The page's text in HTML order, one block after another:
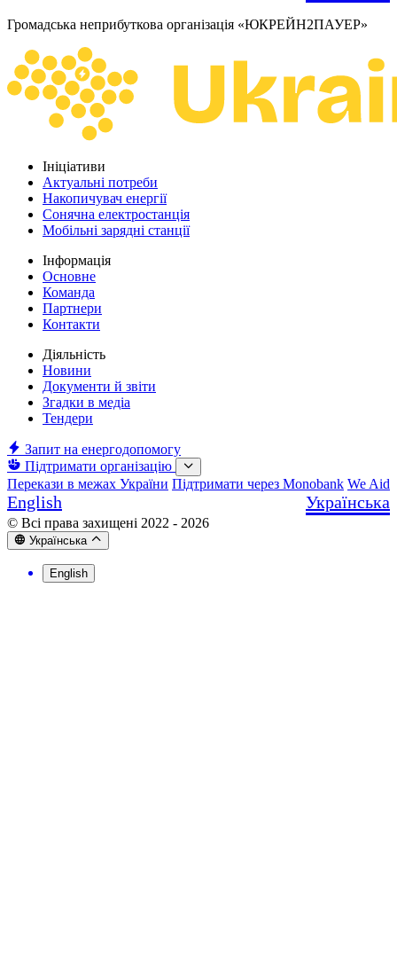
Громадська неприбуткова організація «ЮКРЕЙН2ПАУЕР»
Ініціативи
Актуальні потреби
Накопичувач енергії
Сонячна електростанція
Мобільні зарядні станції
Інформація
Основне
Команда
Партнери
Контакти
Діяльність
Новини
Документи й звіти
Згадки в медіа
Тендери
Запит на енергодопомогу
Підтримати організацію
Перекази в межах України Підтримати через Monobank We Aid
English Українська
© Всі права захищені 2022 - 2026
Українська
English